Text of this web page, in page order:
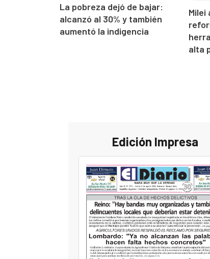
La pobreza dejó de bajar:
alcanzó al 30% y también
aumentó la indigencia
Milei
alta
Edición Impresa